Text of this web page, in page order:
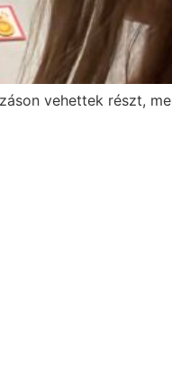
vehettek részt,